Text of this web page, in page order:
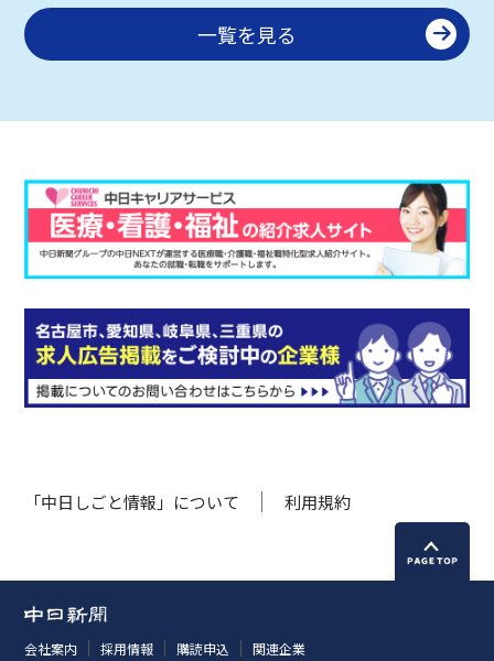
一覧を見る
「中日しごと情報」について 利用規約
会社案内 採用情報 購読申込 関連企業